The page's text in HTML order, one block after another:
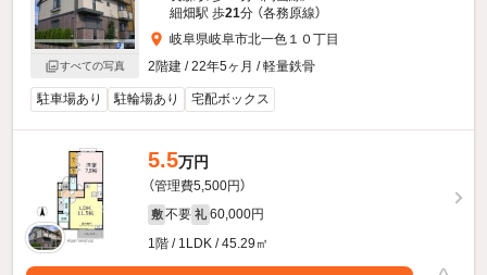
すべての写真
細畑駅 歩21分 （各務原線）
岐阜県岐阜市北一色１０丁目
2階建 / 22年5ヶ月 / 軽量鉄骨
駐車場あり 駐輪場あり 宅配ボックス
5.5万円
（管理費5,500円）
敷 不要 礼 60,000円
1階 / 1LDK / 45.29㎡